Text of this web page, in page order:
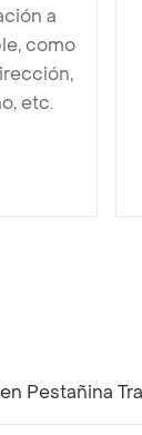
a
como
etc.